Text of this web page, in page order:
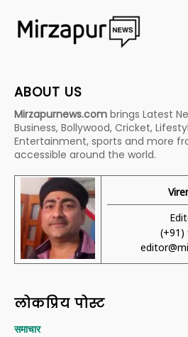
ABOUT US
Mirzapurnews.com brings Latest
Business, Bollywood, Cricket,
Entertainment, sports and more
accessible around the world.
(+91)
लोकप्रिय पोस्ट
समाचार